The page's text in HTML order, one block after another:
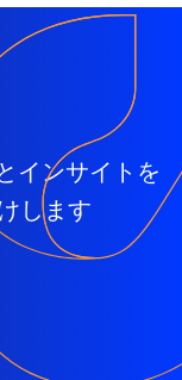
インサイトを
します